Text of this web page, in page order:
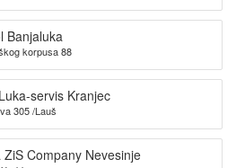
Banjaluka
korpusa 88
servis Kranjec
305 /Lauš
Company Nevesinje